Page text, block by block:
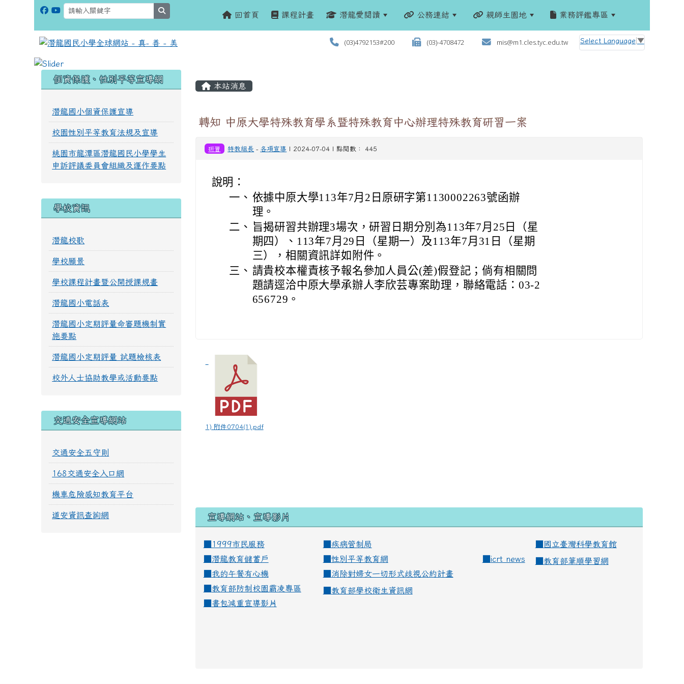
回首頁 課程計畫 潛龍愛閱讀 公務連結 親師生園地 業務評鑑專區
(03)4792153#200 (03)-4708472 mis@m1.cles.tyc.edu.tw Select Language ▼
本站消息
轉知 中原大學特殊教育學系暨特殊教育中心辦理特殊教育研習一案
研習 特教組長 - 各項宣導 | 2024-07-04 | 點閱數： 445
說明：
一、 依據中原大學113年7月2日原研字第1130002263號函辦
理。
二、 旨揭研習共辦理3場次，研習日期分別為113年7月25日（星
期四）、113年7月29日（星期一）及113年7月31日（星期
三），相關資訊詳如附件。
三、 請貴校本權責核予報名參加人員公(差)假登記；倘有相關問
題請逕洽中原大學承辦人李欣芸專案助理，聯絡電話：03-2
656729。
1) 附件0704(1).pdf
宣導網站、宣導影片
■1999市民服務 疾病管制局
國立臺灣科學教育館
潛龍教育儲蓄戶 性別平等教育網 icrt news
教育部筆順學習網
我的午餐有心機
消除對婦女一切形式歧視公約計畫
教育部防制校園霸凌專區
教育部學校衛生資訊網
書包減重宣導影片
個資保護、性別平等宣導網
潛龍國小個資保護宣導
校園性別平等教育法規及宣導
桃園市龍潭區潛龍國民小學學生
申訴評議委員會組織及運作要點
學校資訊
潛龍校歌
學校願景
學校課程計畫暨公開授課規畫
潛龍國小電話表
潛龍國小定期評量命審題機制實
施要點
潛龍國小定期評量 試題檢核表
校外人士協助教學或活動要點
交通安全宣導網站
交通安全五守則
168交通安全入口網
機車危險感知教育平台
道安資訊查詢網